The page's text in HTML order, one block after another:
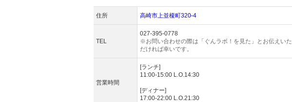
住所 高崎市上並榎町320-4
TEL
027-395-0778
※お問い合わせの際は「ぐんラボ！を見た」とお伝えいた
だければ幸いです。
営業時間
[ランチ]
11:00-15:00 L.O.14:30
[ディナー]
17:00-22:00 L.O.21:30